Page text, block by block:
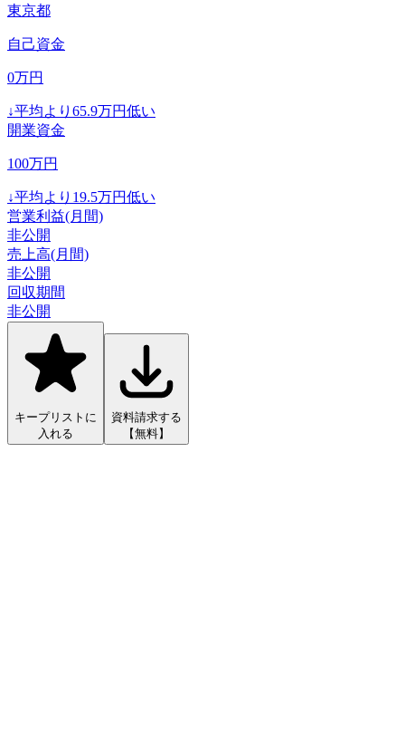
東京都
自己資金
0万円
↓平均より 65.9万円低い
開業資金
100万円
↓平均より 19.5万円低い
営業利益(月間)
非公開
売上高(月間)
非公開
回収期間
非公開
キープリストに
入れる
資料請求する
【無料】